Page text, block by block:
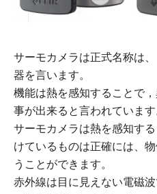
サーモカメラは正式名称は
器を言います。
機能は熱を感知することで
事が出来ると言われています
サーモカメラは熱を感知す
けているものは正確には、
うことができます。
赤外線は目に見えない電磁